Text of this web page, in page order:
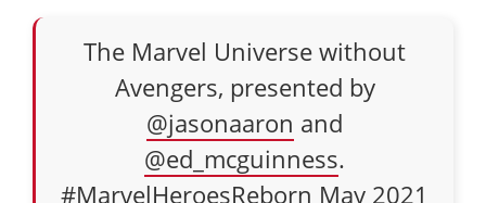
The Marvel Universe without
Avengers, presented by
@jasonaaron and
@ed_mcguinness.
#MarvelHeroesReborn May 2021